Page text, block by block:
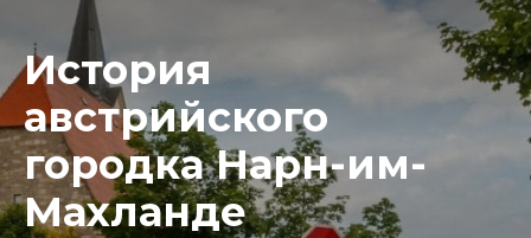
История
австрийского
городка Нарн-им-
Махланде